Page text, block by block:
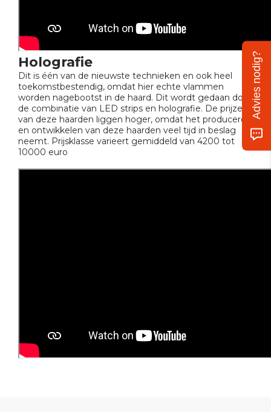
Holografie
Dit is één van de nieuwste technieken en ook heel
toekomstbestendig, omdat hier echte vlammen
worden nagebootst in de haard. Dit wordt gedaan door
de combinatie van LED strips en holografie. De prijzen
van deze haarden liggen hoger, omdat het produceren
en ontwikkelen van deze haarden veel tijd in beslag
neemt. Prijsklasse varieert gemiddeld van 4200 tot
10000 euro
Advies nodig?